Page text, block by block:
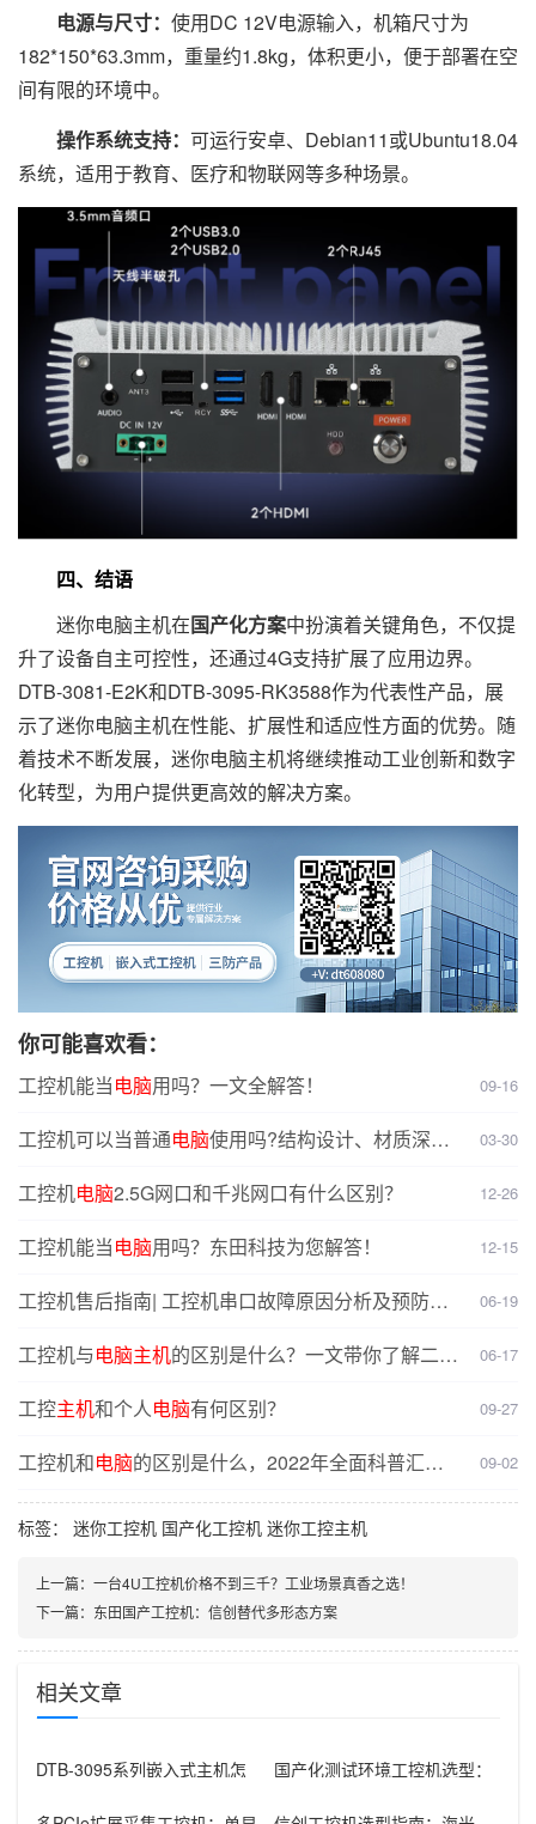
电源与尺寸： 使用DC 12V电源输入，机箱尺寸为
182*150*63.3mm，重量约1.8kg，体积更小，便于部署在空
间有限的环境中。
操作系统支持： 可运行安卓、Debian11或Ubuntu18.04
系统，适用于教育、医疗和物联网等多种场景。
四、结语
迷你电脑主机在国产化方案中扮演着关键角色，不仅提
升了设备自主可控性，还通过4G支持扩展了应用边界。
DTB-3081-E2K和DTB-3095-RK3588作为代表性产品，展
示了迷你电脑主机在性能、扩展性和适应性方面的优势。随
着技术不断发展，迷你电脑主机将继续推动工业创新和数字
化转型，为用户提供更高效的解决方案。
你可能喜欢看：
工控机能当电脑用吗？一文全解答！ 09-16
工控机可以当普通电脑使用吗?结构设计、材质深度
03-30
工控机电脑2.5G网口和千兆网口有什么区别？ 12-26
工控机能当电脑用吗？东田科技为您解答！ 12-15
工控机售后指南| 工控机串口故障原因分析及预防解
06-19
工控机与电脑主机的区别是什么？一文带你了解二者
06-17
工控主机和个人电脑有何区别？ 09-27
工控机和电脑的区别是什么，2022年全面科普汇
总！
09-02
标签： 迷你工控机 国产化工控机 迷你工控主机
上一篇： 一台4U工控机价格不到三千？工业场景真香之选！
下一篇： 东田国产工控机：信创替代多形态方案
相关文章
DTB-3095系列嵌入式主机怎
国产化测试环境工控机选型：
势